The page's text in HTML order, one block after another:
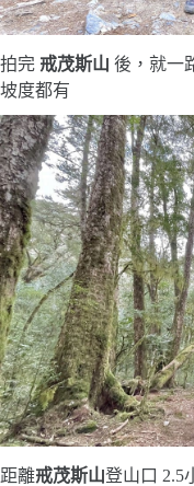
拍完 戒茂斯山 後，就一
坡度都有
距離戒茂斯山登山口 2.5